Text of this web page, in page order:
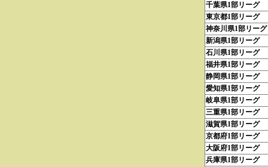
千葉県1部リーグ
東京都1部リーグ
神奈川県1部リーグ
新潟県1部リーグ
石川県1部リーグ
福井県1部リーグ
静岡県1部リーグ
愛知県1部リーグ
岐阜県1部リーグ
三重県1部リーグ
滋賀県1部リーグ
京都府1部リーグ
大阪府1部リーグ
兵庫県1部リーグ